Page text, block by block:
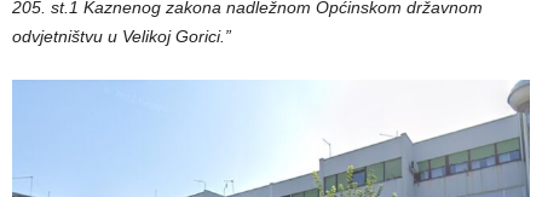
205. st.1 Kaznenog zakona nadležnom Općinskom državnom
odvjetništvu u Velikoj Gorici.”